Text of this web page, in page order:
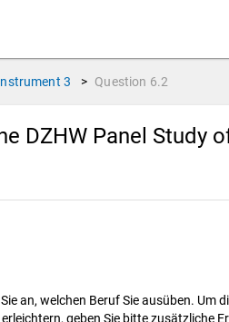
3 > Question 6.2
DZHW Panel Study
an, welchen Beruf Sie ausüben. Um
geben Sie bitte zusätzliche